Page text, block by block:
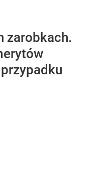
zarobkach.